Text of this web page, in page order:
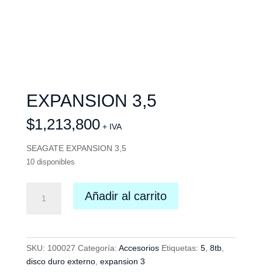
EXPANSION 3,5
$1,213,800 + IVA
SEAGATE EXPANSION 3,5
10 disponibles
Añadir al carrito
SKU: 100027 Categoría: Accesorios Etiquetas: 5, 8tb,
disco duro externo, expansion 3